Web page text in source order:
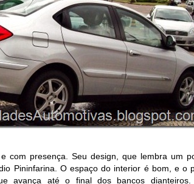
com presença. Seu design, que lembra um
Pininfarina. O espaço do interior é bom, e o
avança até o final dos bancos dianteiros.